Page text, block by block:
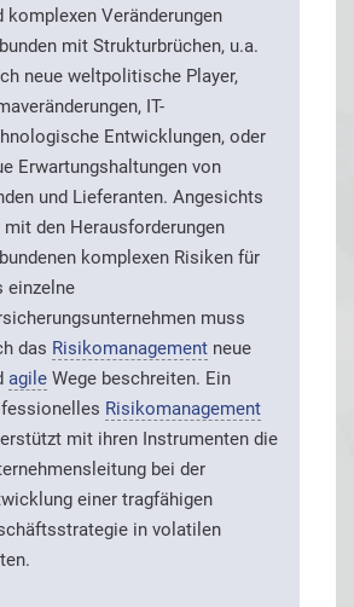
komplexen Veränderungen
mit Strukturbrüchen, u.a.
neue weltpolitische Player,
IT-
Entwicklungen, oder
Erwartungshaltungen von
und Lieferanten. Angesichts
mit den Herausforderungen
komplexen Risiken für
einzelne
muss
das Risikomanagement neue
agile Wege beschreiten. Ein
Risikomanagement
mit ihren Instrumenten die
bei der
einer tragfähigen
in volatilen